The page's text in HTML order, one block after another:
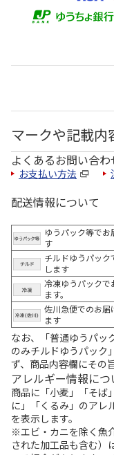
マークや記載内
よくあるお問い合わ
お支払い方法
配送情報について
ゆうパック等でお
す
チルドゆうパック
します
冷凍ゆうパックで
ます。
佐川急便でのお届
ます
なお、「普通ゆうパッ
のみチルドゆうパック
ず、商品内容欄にその
アレルギー情報につ
商品に「小麦」「そば
に」「くるみ」のアレ
を表示します。
※エビ・カニを除く魚
された加工品も含む）